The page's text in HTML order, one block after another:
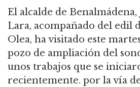
El alcalde de
Lara, acompañado del edil
Olea, ha visitado este
pozo de ampliación del
unos trabajos que se
recientemente. por la vía